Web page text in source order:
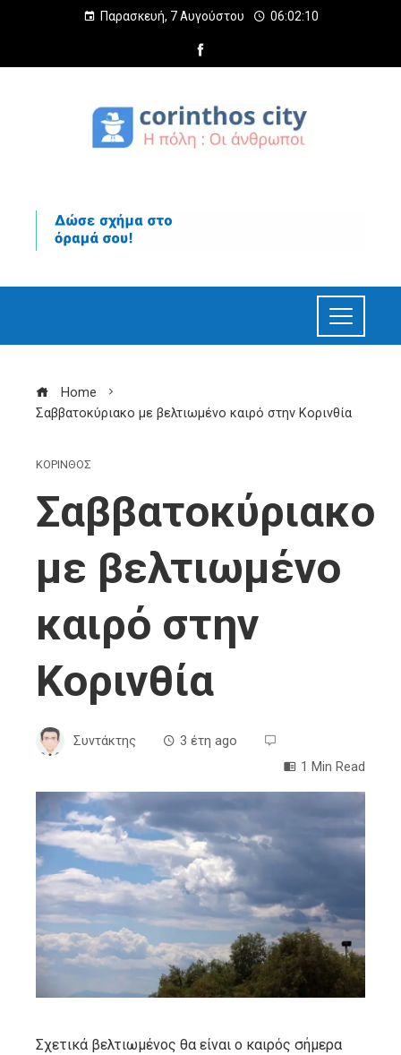
Παρασκευή, 7 Αυγούστου 06:02:11
Home
Σαββατοκύριακο με βελτιωμένο καιρό στην Κορινθία
ΚΟΡΙΝΘΟΣ
Σαββατοκύριακο
με βελτιωμένο
καιρό στην
Κορινθία
Συντάκτης
3 έτη ago
1 Min Read
Σχετικά βελτιωμένος θα είναι ο καιρός σήμερα